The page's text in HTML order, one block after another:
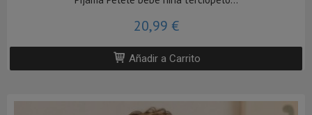
20,99 €
Añadir a Carrito